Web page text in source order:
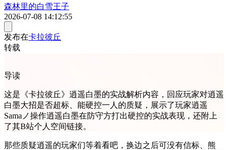
森林里的白雪王子
2026-07-08 14:12:55
发布在卡拉彼丘
转载
导读
这是《卡拉彼丘》逍遥白墨的实战解析内容，回应玩家对逍遥
白墨大招是否超标、能硬控一人的质疑，展示了玩家逍遥
Samaノ操作逍遥白墨在防守方打出硬控的实战表现，还附上
了其B站个人空间链接。
那些质疑逍遥的玩家们等着看吧，换边之后可没有信标、熊